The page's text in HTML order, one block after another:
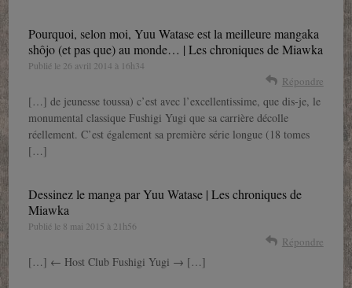
Pourquoi, selon moi, Yuu Watase est la meilleure mangaka
shôjo (et pas que) au monde… | Les chroniques de Miawka
Publié le 26 avril 2014 à 16h34
Répondre
[…] de jeunesse toussa) c’est avec l’excellentissime, que dis-je, le
monumental classique Fushigi Yugi que sa carrière décolle
réellement. C’est également sa première série longue (18 tomes
[…]
Dessinez le manga par Yuu Watase | Les chroniques de
Miawka
Publié le 8 mai 2015 à 21h56
Répondre
[…] ← Host Club Fushigi Yugi → […]